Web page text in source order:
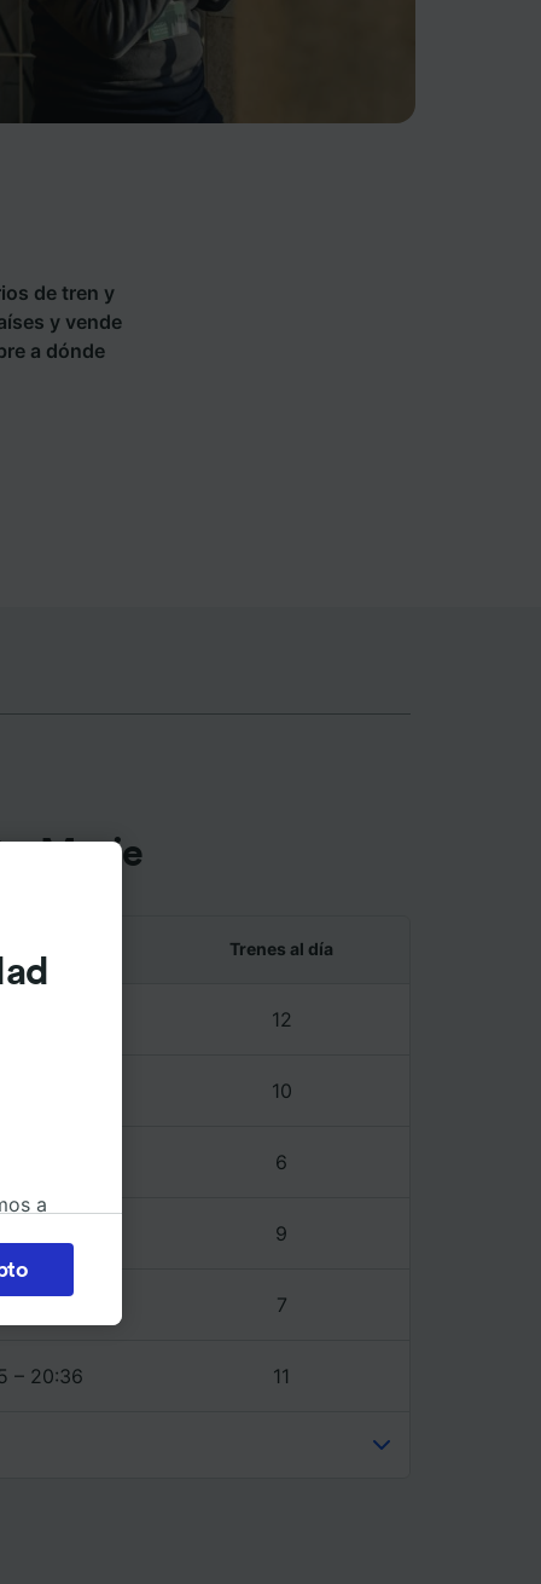
de tren y
y vende
a dónde
Marie
Trenes al día
12
10
6
9
– 20:36 7
– 20:36 11
a
la
no se